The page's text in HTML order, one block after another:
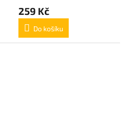
259 Kč
Do košíku